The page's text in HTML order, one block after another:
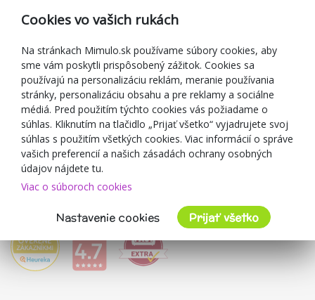
Reklamácia
Darčekové poukážky
Zľavové kupóny
Blog
O predajcovi
Mimulo.sk
Obchodné podmienky
Ochrana osobných údajov GDPR
Kontakty
Spolupracujeme
Cookies vo vašich rukách
Na stránkach Mimulo.sk používame súbory cookies, aby
sme vám poskytli prispôsobený zážitok. Cookies sa
používajú na personalizáciu reklám, meranie používania
stránky, personalizáciu obsahu a pre reklamy a sociálne
médiá. Pred použitím týchto cookies vás požiadame o
súhlas. Kliknutím na tlačidlo „Prijať všetko“ vyjadrujete svoj
súhlas s použitím všetkých cookies. Viac informácií o správe
vašich preferencií a našich zásadách ochrany osobných
údajov nájdete tu.
Viac o súboroch cookies
Nastavenie cookies Prijať všetko